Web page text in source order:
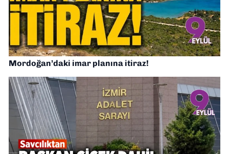
Mordoğan’daki imar planına itiraz!